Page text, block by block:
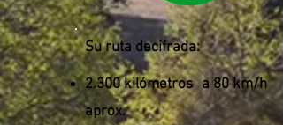
Su ruta decifrada:
2.300 kilómetros a 80 km/h
aprox.